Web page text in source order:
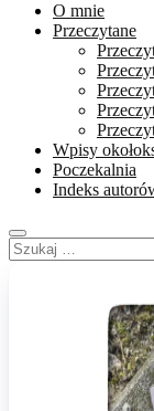
O mnie
Przeczytane
Wpisy
Poczekalnia
Indeks
Szukaj
…